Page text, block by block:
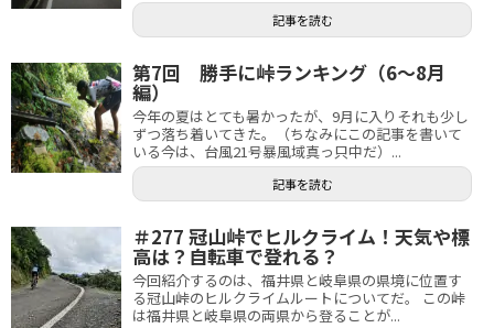
記事を読む
第7回 勝手に峠ランキング（6～8月
編）
今年の夏はとても暑かったが、9月に入りそれも少し
ずつ落ち着いてきた。（ちなみにこの記事を書いて
いる今は、台風21号暴風域真っ只中だ）...
記事を読む
＃277 冠山峠でヒルクライム！天気や標
高は？自転車で登れる？
今回紹介するのは、福井県と岐阜県の県境に位置す
る冠山峠のヒルクライムルートについてだ。 この峠
は福井県と岐阜県の両県から登ることが...